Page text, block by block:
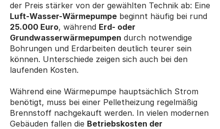
Luft-Wasser-Wärmepumpe
25.000 Euro, während Erd- oder
Grundwasserwärmepumpen durch notwendige
Bohrungen und Erdarbeiten deutlich teurer sein
können. Unterschiede zeigen sich auch bei den
laufenden Kosten.
Während eine Wärmepumpe hauptsächlich Strom
benötigt, muss bei einer Pelletheizung regelmäßig
Brennstoff nachgekauft werden. In vielen modernen
Gebäuden fallen die Betriebskosten der